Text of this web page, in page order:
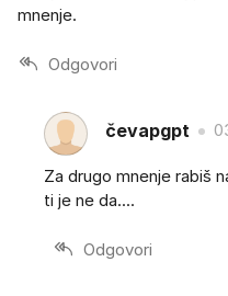
mnenje.
Odgovori
čevapgpt
Za drugo mnenje rabiš
ti je ne da....
Odgovori